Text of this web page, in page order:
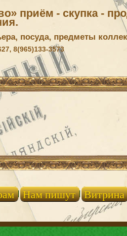
приём - скупка -
посуда, предметы
8(965)133-3573
Нам пишут Витрина